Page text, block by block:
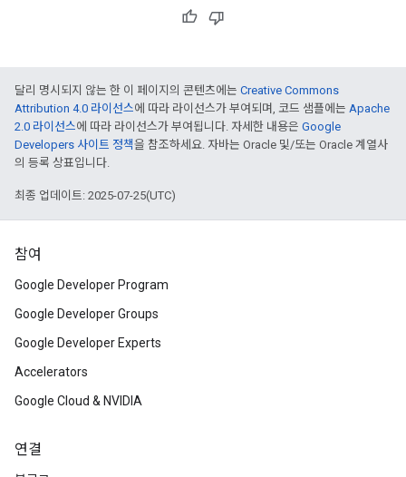
달리 명시되지 않는 한 이 페이지의 콘텐츠에는 Creative Commons
Attribution 4.0 라이선스에 따라 라이선스가 부여되며, 코드 샘플에는 Apache
2.0 라이선스에 따라 라이선스가 부여됩니다. 자세한 내용은 Google
Developers 사이트 정책을 참조하세요. 자바는 Oracle 및/또는 Oracle 계열사
의 등록 상표입니다.
최종 업데이트: 2025-07-25(UTC)
참여
Google Developer Program
Google Developer Groups
Google Developer Experts
Accelerators
Google Cloud & NVIDIA
연결